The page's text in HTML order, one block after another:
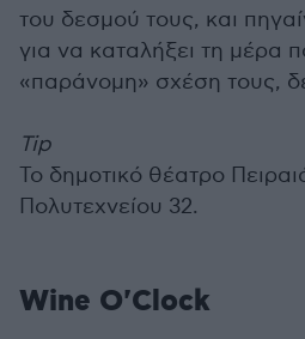
του δεσμού τους, και
για να καταλήξει τη μέρα
«παράνομη» σχέση τους,
Tip
Το δημοτικό θέατρο
Πολυτεχνείου 32.
Wine O'Clock